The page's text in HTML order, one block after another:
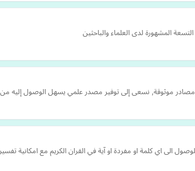
المشهورة لدى العلماء والباحثين
موثوقة, نسعى إلى توفير مصدر علمي يسهل الوصول إليه من
اي كلمة او مفردة او آية في القران الكريم مع امكانية